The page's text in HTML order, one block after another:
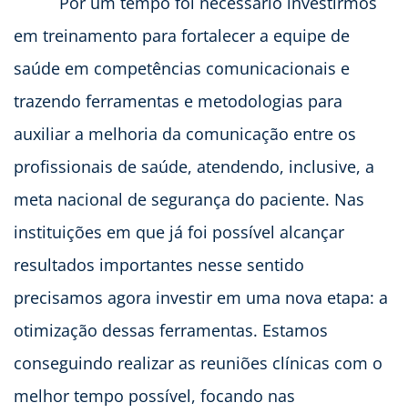
em treinamento para fortalecer a equipe de
saúde em competências comunicacionais e
trazendo ferramentas e metodologias para
auxiliar a melhoria da comunicação entre os
profissionais de saúde, atendendo, inclusive, a
meta nacional de segurança do paciente. Nas
instituições em que já foi possível alcançar
resultados importantes nesse sentido
precisamos agora investir em uma nova etapa: a
otimização dessas ferramentas. Estamos
conseguindo realizar as reuniões clínicas com o
melhor tempo possível, focando nas